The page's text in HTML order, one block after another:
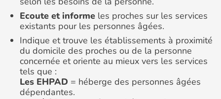
Ecoute et informe les proches sur les services
existants pour les personnes âgées.
Indique et trouve les établissements à proximité
du domicile des proches ou de la personne
concernée et oriente au mieux vers les services
tels que :
Les EHPAD = héberge des personnes âgées
dépendantes.